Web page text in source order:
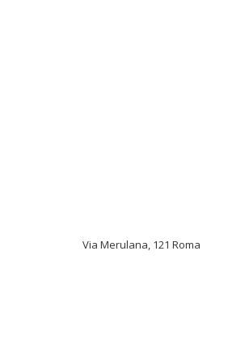
Via Merulana, 121 Roma